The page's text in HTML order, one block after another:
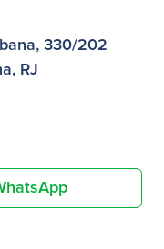
330/202
RJ